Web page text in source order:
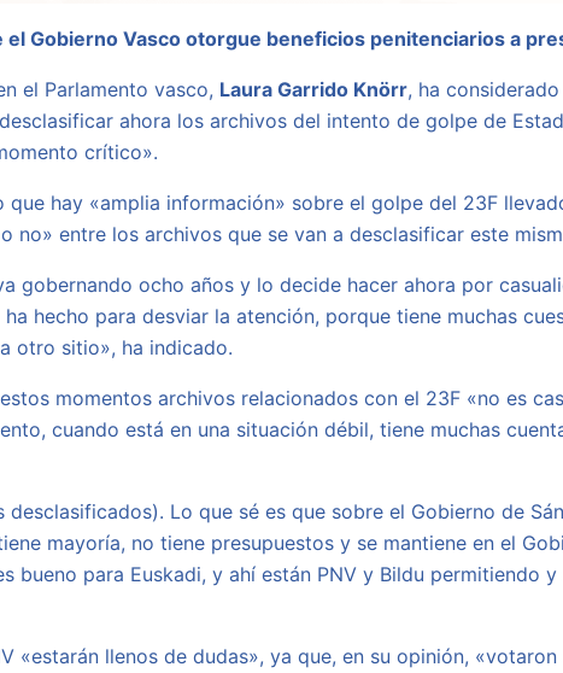
Gobierno Vasco otorgue beneficios penitenciarios a
el Parlamento vasco, Laura Garrido Knörr, ha
ahora los archivos del intento de golpe de
crítico».
que hay «amplia información» sobre el golpe del 23F
no» entre los archivos que se van a desclasificar este
gobernando ocho años y lo decide hacer ahora por
hecho para desviar la atención, porque tiene muchas
otro sitio», ha indicado.
momentos archivos relacionados con el 23F «no es
cuando está en una situación débil, tiene muchas
Lo que sé es que sobre el Gobierno de
mayoría, no tiene presupuestos y se mantiene en el
bueno para Euskadi, y ahí están PNV y Bildu permitiendo
«estarán llenos de dudas», ya que, en su opinión,